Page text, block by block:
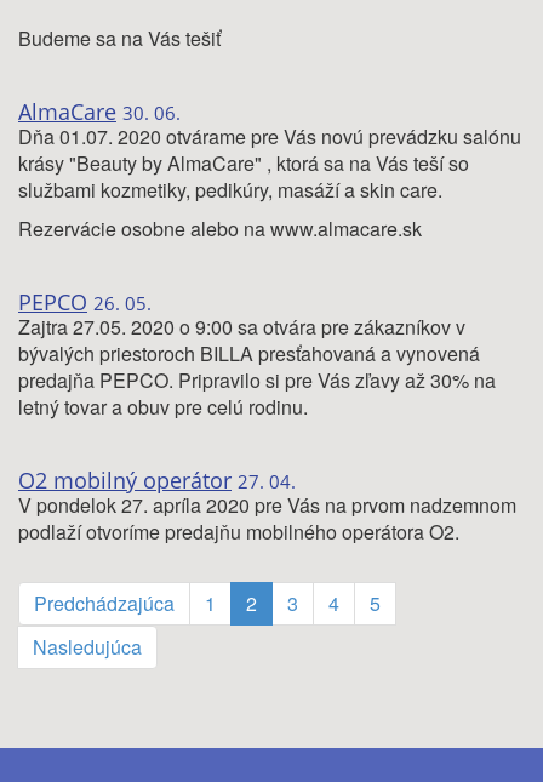
Budeme sa na Vás tešiť
AlmaCare 30. 06.
Dňa 01.07. 2020 otvárame pre Vás novú prevádzku salónu
krásy "Beauty by AlmaCare" , ktorá sa na Vás teší so
službami kozmetiky, pedikúry, masáží a skin care.
Rezervácie osobne alebo na www.almacare.sk
PEPCO 26. 05.
Zajtra 27.05. 2020 o 9:00 sa otvára pre zákazníkov v
bývalých priestoroch BILLA presťahovaná a vynovená
predajňa PEPCO. Pripravilo si pre Vás zľavy až 30% na
letný tovar a obuv pre celú rodinu.
O2 mobilný operátor 27. 04.
V pondelok 27. apríla 2020 pre Vás na prvom nadzemnom
podlaží otvoríme predajňu mobilného operátora O2.
Predchádzajúca 1 2 3 4
5
Nasledujúca